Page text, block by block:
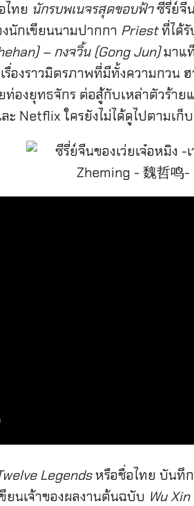
ไทย นักรบพเนจรสุดขอบฟ้าซีรี่ย์จี
นักเขียนนามปากกา Priestที่ได้
– กงจวิ้น (Gong Jun)มาแ
องราวมิตรภาพที่มีทั้งความกวน
งยุทธจักร ต่อสู้กับเหล่าตัวร้าย
Netflix ใครยังไม่ได้ดูไปตามเก็
Legendsหรือชื่อไทย บันทึ
ยนเจ้าของผลงานต้นฉบับ Wu